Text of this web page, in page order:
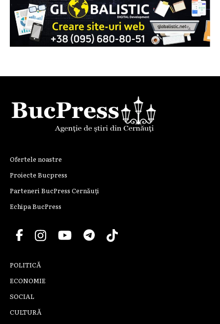
Ofertele noastre
Proiecte Bucpress
Parteneri BucPress Cernăuți
Echipa BucPress
POLITICĂ
ECONOMIE
SOCIAL
CULTURĂ